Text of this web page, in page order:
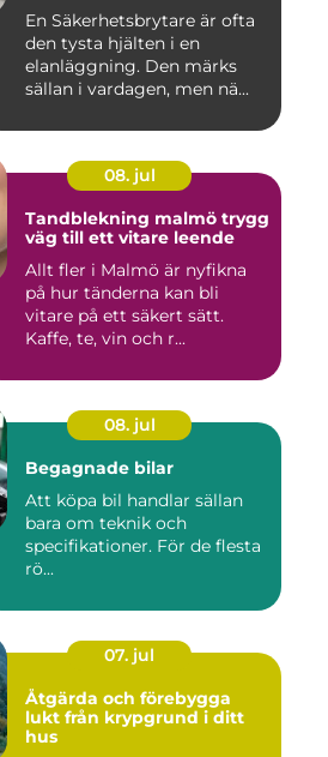
En Säkerhetsbrytare är ofta
den tysta hjälten i en
elanläggning. Den märks
sällan i vardagen, men nä...
08. jul
Tandblekning malmö trygg
väg till ett vitare leende
Allt fler i Malmö är nyfikna
på hur tänderna kan bli
vitare på ett säkert sätt.
Kaffe, te, vin och r...
08. jul
Begagnade bilar
Att köpa bil handlar sällan
bara om teknik och
specifikationer. För de flesta
rö...
07. jul
Åtgärda och förebygga
lukt från krypgrund i ditt
hus